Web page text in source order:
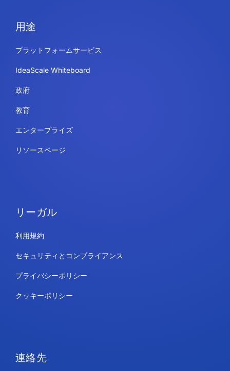
用途
プラットフォームサービス
IdeaScale Whiteboard
政府
教育
エンタープライズ
リソースページ
リーガル
利用規約
セキュリティとコンプライアンス
プライバシーポリシー
クッキーポリシー
連絡先